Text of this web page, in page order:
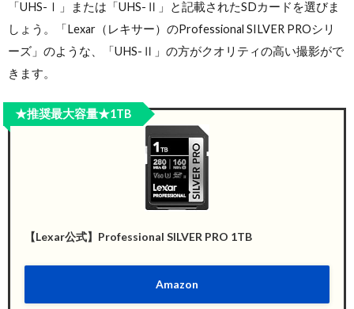
「UHS-Ⅰ」または「UHS-Ⅱ」と記載されたSDカードを選びま
しょう。「Lexar（レキサー）のProfessional SILVER PROシリ
ーズ」のような、「UHS-Ⅱ」の方がクオリティの高い撮影がで
きます。
【Lexar公式】Professional SILVER PRO 1TB
Amazon
★推奨最大容量★1TB